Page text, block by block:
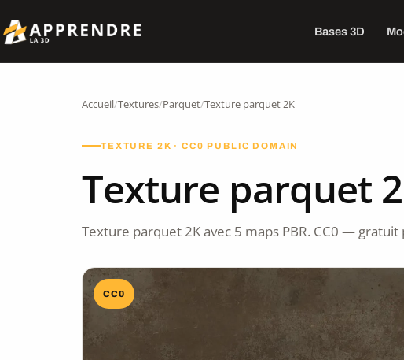
Bases 3D
Accueil/Textures/Parquet/Texture parquet 2K
TEXTURE 2K · CC0 PUBLIC DOMAIN
Texture parquet
Texture parquet 2K avec 5 maps PBR. CC0 —
CC0